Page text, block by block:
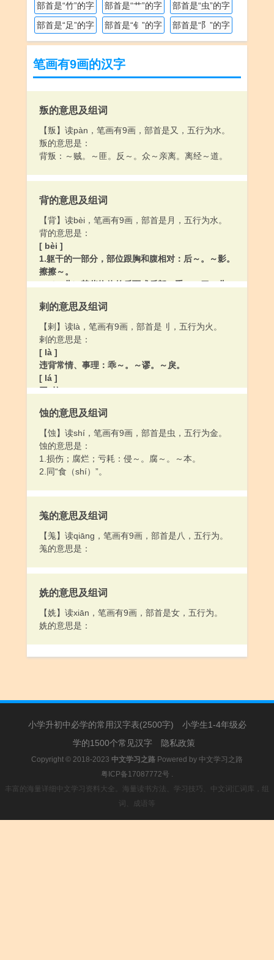
部首是“竹”的字
部首是“艹”的字
部首是“虫”的字
部首是“足”的字
部首是“钅”的字 部首是“阝”的字
笔画有9画的汉字
叛的意思及组词
【叛】读pàn，笔画有9画，部首是又，五行为水。
叛的意思是：
背叛：～贼。～匪。反～。众～亲离。离经～道。
背的意思及组词
【背】读bèi，笔画有9画，部首是月，五行为水。
背的意思是：
[ bèi ]
1.躯干的一部分，部位跟胸和腹相对：后～。～影。
擦擦～。
2.（～儿）某些物体的反面或后部：手～。刀～儿。
3.（Bèi）姓。
4.背部对着（跟“向”相对）：～山面海。～水作战。
人心向～。
5.离开：～井离乡。
6.躲避；瞒：光明正大，没什么～人的事。
7.背诵：～台词。书～熟了。
8.违背；违反：～约。～信弃义。
10.偏僻：～静。～街小巷。深山小路很～。
12.听觉不灵：耳朵有点～。
[ bēi ]
1.（人）用脊背驮：把草捆好～回村去。
2.负担；承担：～债。这个责任我还～得起。
3.指一个人一次背的量：一～麦子。一～柴火。
剌的意思及组词
【剌】读là，笔画有9画，部首是刂，五行为火。
剌的意思是：
[ là ]
违背常情、事理：乖～。～谬。～戾。
[ lá ]
同“拉”。
蚀的意思及组词
【蚀】读shí，笔画有9画，部首是虫，五行为金。
蚀的意思是：
1.损伤；腐烂；亏耗：侵～。腐～。～本。
2.同“食（shí）”。
羗的意思及组词
【羗】读qiāng，笔画有9画，部首是八，五行为。
羗的意思是：
姺的意思及组词
【姺】读xiān，笔画有9画，部首是女，五行为。
姺的意思是：
小学升初中必学的常用汉字表(2500字)
小学生1-4年级必
学的1500个常见汉字
隐私政策
Copyright © 2018-2023 中文学习之路 Powered by 中文学习之路
粤ICP备17087772号 .
丰富的海量详细中文学习资料大全。海量读书方法、学习技巧、中文词汇词库，组
词、成语等